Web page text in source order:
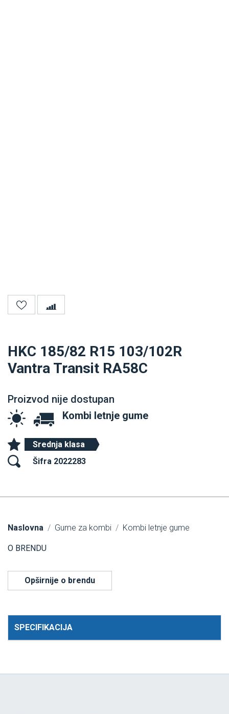
HKC 185/82 R15 103/102R
Vantra Transit RA58C
Proizvod nije dostupan
Kombi letnje gume
Srednja klasa
Šifra 2022283
Naslovna Gume za kombi Kombi letnje gume
O BRENDU
Opširnije o brendu
SPECIFIKACIJA